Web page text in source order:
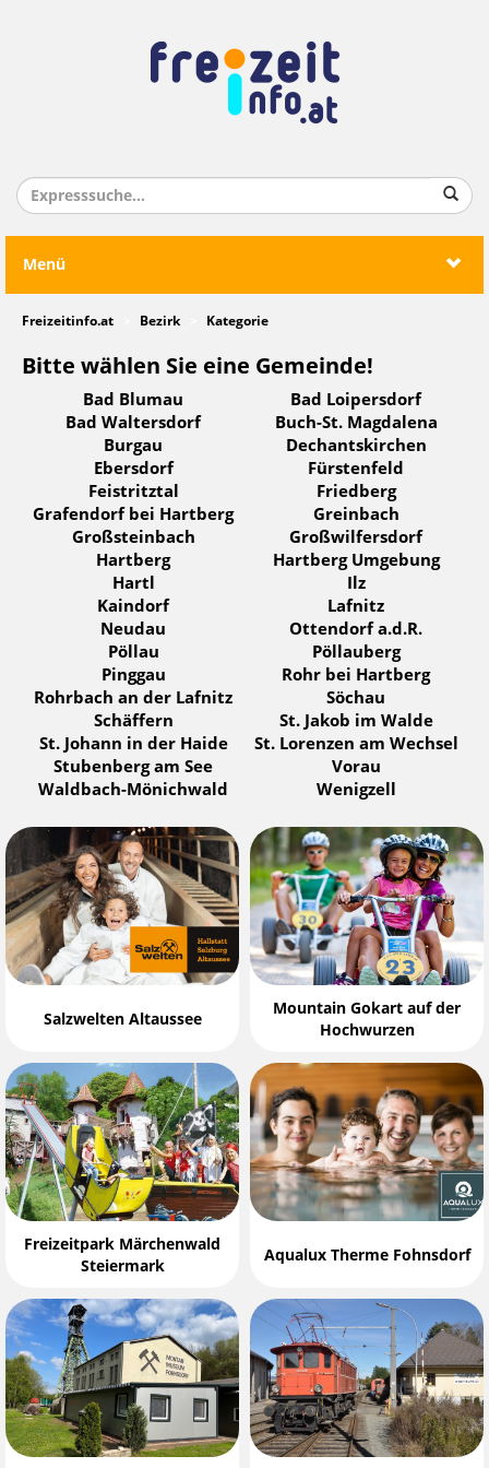
Menü
Freizeitinfo.at Bezirk Kategorie
Bitte wählen Sie eine Gemeinde!
Bad Blumau
Bad Loipersdorf
Bad Waltersdorf
Buch-St. Magdalena
Burgau
Dechantskirchen
Ebersdorf
Fürstenfeld
Feistritztal
Friedberg
Grafendorf bei Hartberg
Greinbach
Großsteinbach
Großwilfersdorf
Hartberg
Hartberg Umgebung
Hartl
Ilz
Kaindorf
Lafnitz
Neudau
Ottendorf a.d.R.
Pöllau
Pöllauberg
Pinggau
Rohr bei Hartberg
Rohrbach an der Lafnitz
Söchau
Schäffern
St. Jakob im Walde
St. Johann in der Haide
St. Lorenzen am Wechsel
Stubenberg am See
Vorau
Waldbach-Mönichwald
Wenigzell
Salzwelten Altaussee
Mountain Gokart auf der
Hochwurzen
Freizeitpark Märchenwald
Steiermark
Aqualux Therme Fohnsdorf